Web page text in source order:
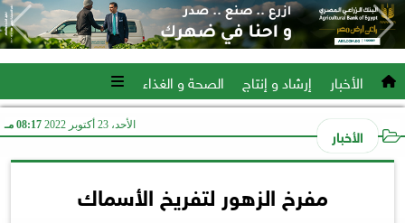
الأخبار إرشاد و إنتاج الصحة و الغذاء
الأخبار الأحد، 23 أكتوبر 2022 08:17 مـ
مفرخ الزهور لتفريخ الأسماك